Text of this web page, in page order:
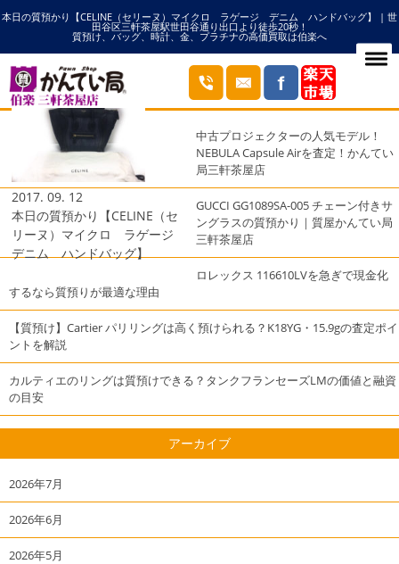
本日の質預かり【CELINE（セリーヌ）マイクロ ラゲージ デニム ハンドバッグ】 | 世
田谷区三軒茶屋駅世田谷通り出口より徒歩20秒！
質預け、バッグ、時計、金、プラチナの高価買取は伯楽へ
HOME マイクロの記事一覧
ブログ
2017. 09. 12
本日の質預かり【CELINE（セ
リーヌ）マイクロ ラゲージ
デニム ハンドバッグ】
最近の投稿
中古プロジェクターの人気モデル！
NEBULA Capsule Airを査定！かんてい
局三軒茶屋店
GUCCI GG1089SA-005 チェーン付きサ
ングラスの質預かり｜質屋かんてい局
三軒茶屋店
ロレックス 116610LVを急ぎで現金化
するなら質預りが最適な理由
【質預け】Cartier パリリングは高く預けられる？K18YG・15.9gの査定ポイ
ントを解説
カルティエのリングは質預けできる？タンクフランセーズLMの価値と融資
の目安
アーカイブ
2026年7月
2026年6月
2026年5月